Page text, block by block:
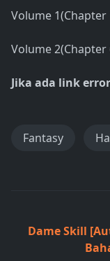
Volume 1(Chapter
Volume 2(Chapter
Jika ada link
Fantasy
Dame Skill